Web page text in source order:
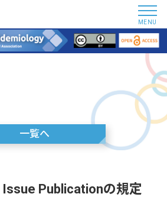
MENU
一覧へ
Publicationの規定